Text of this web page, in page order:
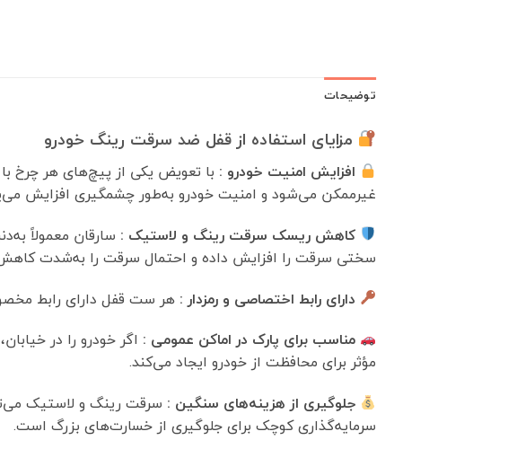
توضیحات
مزایای استفاده از قفل ضد سرقت رینگ خودرو
افزایش امنیت خودرو : با تعویض یکی از پیچ‌های هر چرخ
غیرممکن می‌شود و امنیت خودرو به‌طور چشمگیری افزایش
کاهش ریسک سرقت رینگ و لاستیک : سارقان معمولاً
سختی سرقت را افزایش داده و احتمال سرقت را به‌شدت
دارای رابط اختصاصی و رمزدار : هر ست قفل دارای رابط
مناسب برای پارک در اماکن عمومی : اگر خودرو را در
مؤثر برای محافظت از خودرو ایجاد می‌کند.
جلوگیری از هزینه‌های سنگین : سرقت رینگ و لاستیک
سرمایه‌گذاری کوچک برای جلوگیری از خسارت‌های بزرگ است.